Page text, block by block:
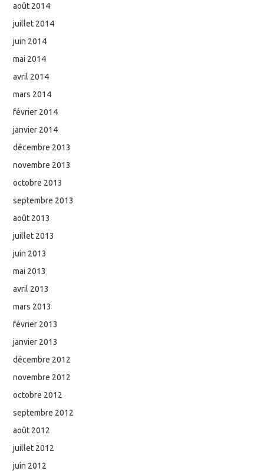
août 2014
juillet 2014
juin 2014
mai 2014
avril 2014
mars 2014
février 2014
janvier 2014
décembre 2013
novembre 2013
octobre 2013
septembre 2013
août 2013
juillet 2013
juin 2013
mai 2013
avril 2013
mars 2013
février 2013
janvier 2013
décembre 2012
novembre 2012
octobre 2012
septembre 2012
août 2012
juillet 2012
juin 2012